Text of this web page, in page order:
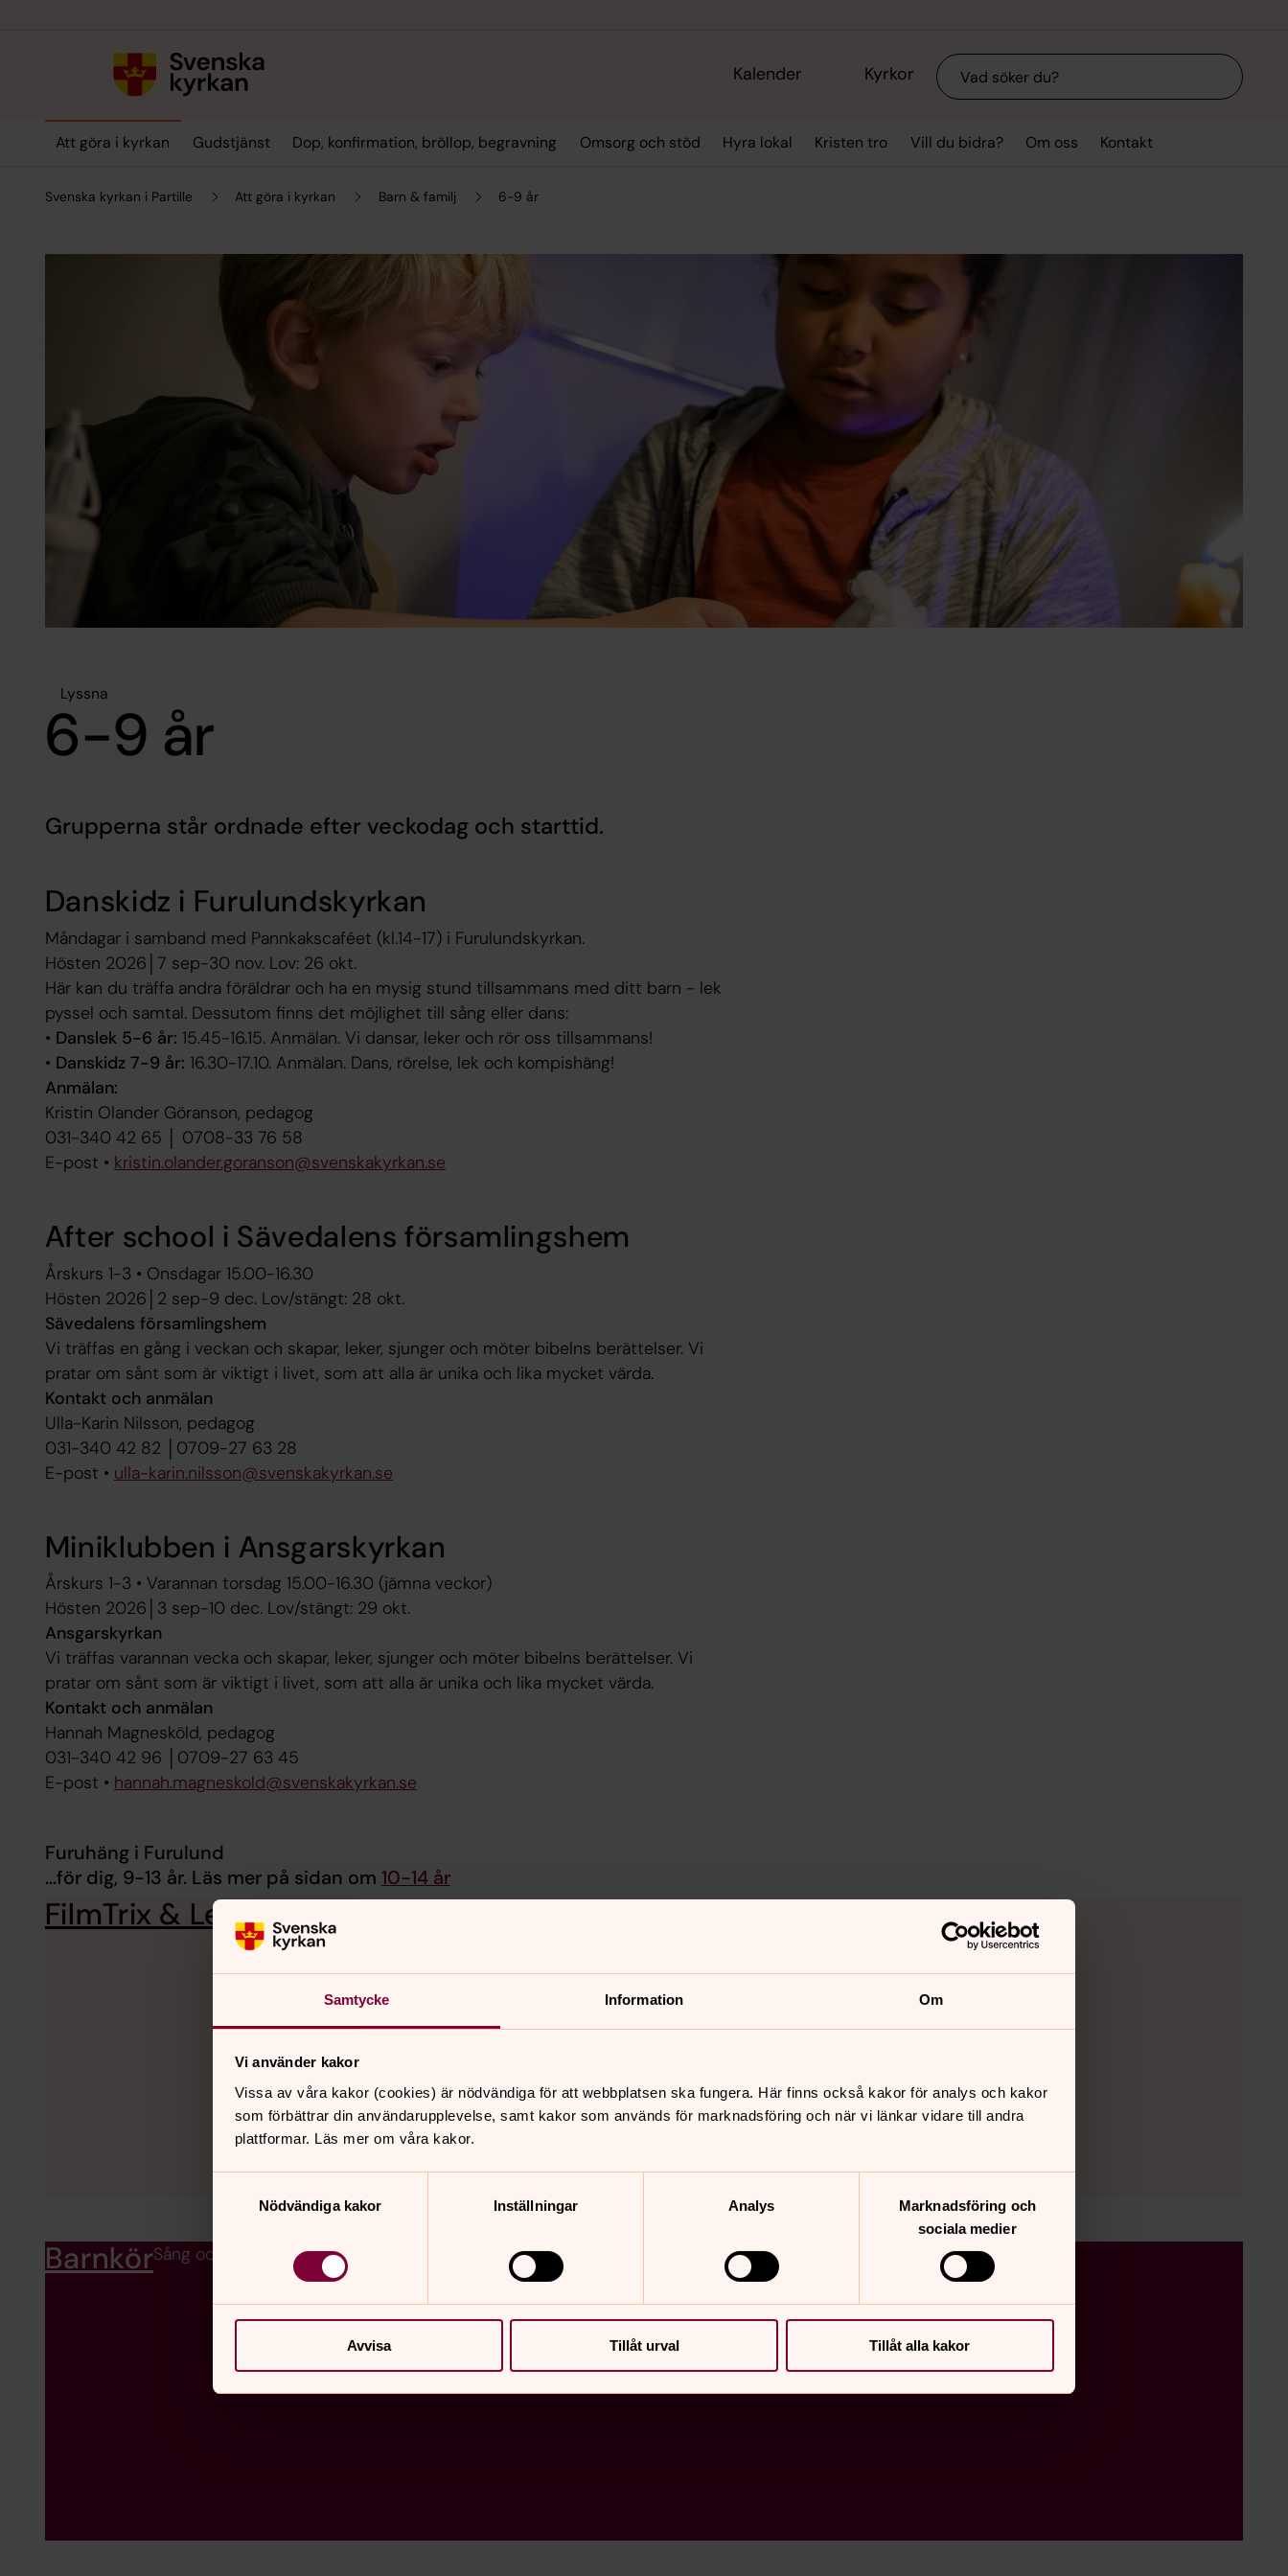
Samtycke Information Om
Vi använder kakor
Vissa av våra kakor (cookies) är nödvändiga för att webbplatsen ska fungera. Här finns också kakor för analys och kakor
som förbättrar din användarupplevelse, samt kakor som används för marknadsföring och när vi länkar vidare till andra
plattformar. Läs mer om våra kakor.
Nödvändiga kakor
Inställningar Analys
Marknadsföring och
sociala medier
Avvisa Tillåt urval Tillåt alla kakor
Kalender Kyrkor Sök
Att göra i kyrkan Gudstjänst Dop, konfirmation, bröllop, begravning Omsorg och stöd Hyra lokal Kristen tro Vill du bidra? Om oss Kontakt
Svenska kyrkan i Partille Att göra i kyrkan Barn & familj 6-9 år
Lyssna
6-9 år
Grupperna står ordnade efter veckodag och starttid.
Danskidz i Furulundskyrkan
Måndagar i samband med Pannkakscaféet (kl.14-17) i Furulundskyrkan.
Hösten 2026│7 sep-30 nov. Lov: 26 okt.
Här kan du träffa andra föräldrar och ha en mysig stund tillsammans med ditt barn - lek
pyssel och samtal. Dessutom finns det möjlighet till sång eller dans:
• Danslek 5-6 år: 15.45-16.15. Anmälan. Vi dansar, leker och rör oss tillsammans!
• Danskidz 7-9 år: 16.30-17.10. Anmälan. Dans, rörelse, lek och kompishäng!
Anmälan:
Kristin Olander Göranson, pedagog
031-340 42 65 │ 0708-33 76 58
E-post • kristin.olander.goranson@svenskakyrkan.se
After school i Sävedalens församlingshem
Årskurs 1-3 • Onsdagar 15.00-16.30
Hösten 2026│2 sep-9 dec. Lov/stängt: 28 okt.
Sävedalens församlingshem
Vi träffas en gång i veckan och skapar, leker, sjunger och möter bibelns berättelser. Vi
pratar om sånt som är viktigt i livet, som att alla är unika och lika mycket värda.
Kontakt och anmälan
Ulla-Karin Nilsson, pedagog
031-340 42 82 │0709-27 63 28
E-post • ulla-karin.nilsson@svenskakyrkan.se
Miniklubben i Ansgarskyrkan
Årskurs 1-3 • Varannan torsdag 15.00-16.30 (jämna veckor)
Hösten 2026│3 sep-10 dec. Lov/stängt: 29 okt.
Ansgarskyrkan
Vi träffas varannan vecka och skapar, leker, sjunger och möter bibelns berättelser. Vi
pratar om sånt som är viktigt i livet, som att alla är unika och lika mycket värda.
Kontakt och anmälan
Hannah Magnesköld, pedagog
031-340 42 96 │0709-27 63 45
E-post • hannah.magneskold@svenskakyrkan.se
Furuhäng i Furulund
...för dig, 9-13 år. Läs mer på sidan om 10-14 år
FilmTrix & LevelUp i Jonsered
BarnkörSång och lek!